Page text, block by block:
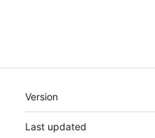
Meta
Version
Last updated